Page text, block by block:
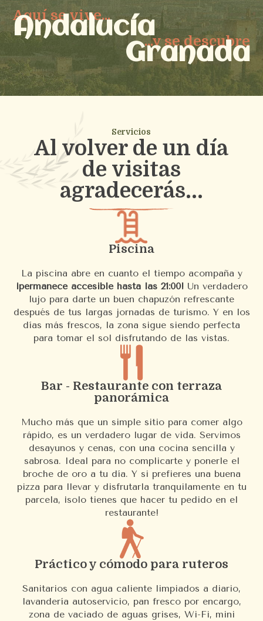
Aquí se vive...
Andalucía...y se descubre
Granada
Servicios
Al volver de un día
de visitas
agradecerás...
Piscina
La piscina abre en cuanto el tiempo acompaña y
¡permanece accesible hasta las 21:00!Un verdadero
lujo para darte un buen chapuzón refrescante
después de tus largas jornadas de turismo. Y en los
días más frescos, la zona sigue siendo perfecta
para tomar el sol disfrutando de las vistas.
Bar - Restaurante con terraza
panorámica
Mucho más que un simple sitio para comer algo
rápido, es un verdadero lugar de vida. Servimos
desayunos y cenas, con una cocina sencilla y
sabrosa. Ideal para no complicarte y ponerle el
broche de oro a tu día. Y si prefieres una buena
pizza para llevar y disfrutarla tranquilamente en tu
parcela, ¡solo tienes que hacer tu pedido en el
restaurante!
Práctico y cómodo para ruteros
Sanitarios con agua caliente limpiados a diario,
lavandería autoservicio, pan fresco por encargo,
zona de vaciado de aguas grises, Wi-Fi, mini